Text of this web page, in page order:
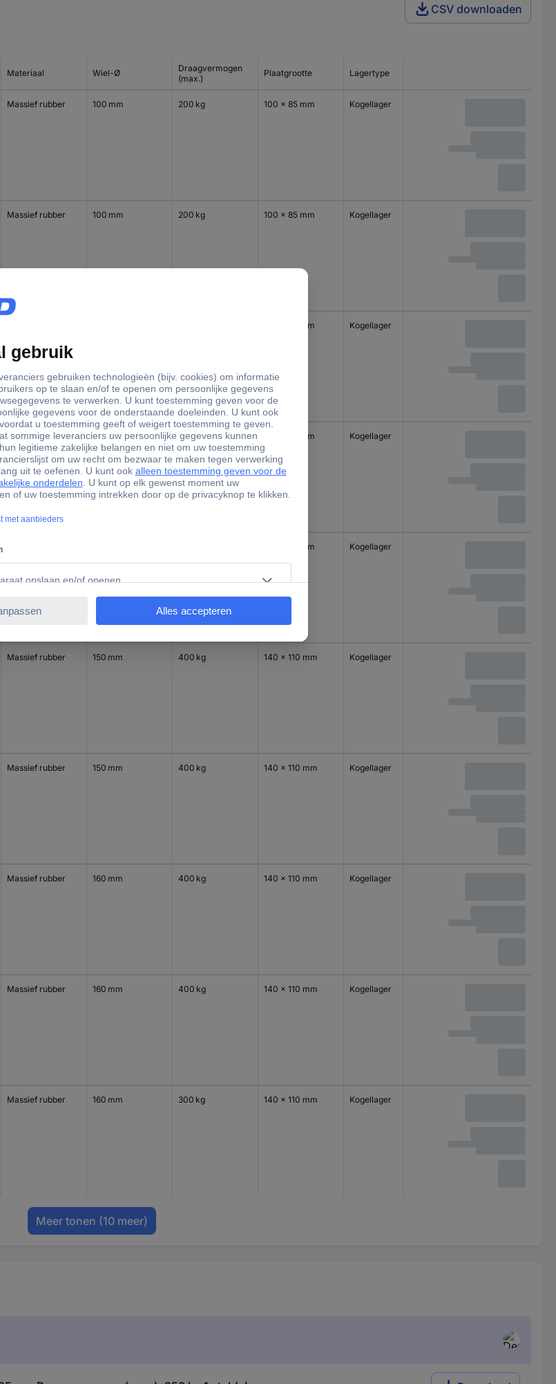
CSV downloaden
Materiaal Wiel-Ø
Draagvermogen
(max.)
Plaatgrootte Lagertype
Massief rubber 100 mm 200 kg 100 x 85 mm Kogellager
Massief rubber 100 mm 200 kg 100 x 85 mm Kogellager
100 x 85 mm Kogellager
Massief rubber 125 mm 250 kg 100 x 85 mm Kogellager
100 x 85 mm Kogellager
Massief rubber 150 mm 400 kg 140 x 110 mm Kogellager
Massief rubber 150 mm 400 kg 140 x 110 mm Kogellager
Massief rubber 160 mm 400 kg 140 x 110 mm Kogellager
Massief rubber 160 mm 400 kg 140 x 110 mm Kogellager
Massief rubber 160 mm 300 kg 140 x 110 mm Kogellager
Meer tonen (10 meer)